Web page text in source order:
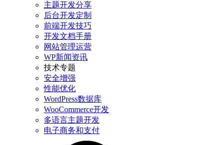
主题开发分享
后台开发定制
前端开发技巧
开发文档手册
网站管理运营
WP新闻资讯
技术专题
安全增强
性能优化
WordPress数据库
WooCommerce开发
多语言主题开发
电子商务和支付